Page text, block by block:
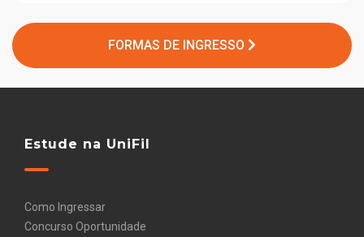
FORMAS DE INGRESSO
Estude na UniFil
Como Ingressar
Concurso Oportunidade